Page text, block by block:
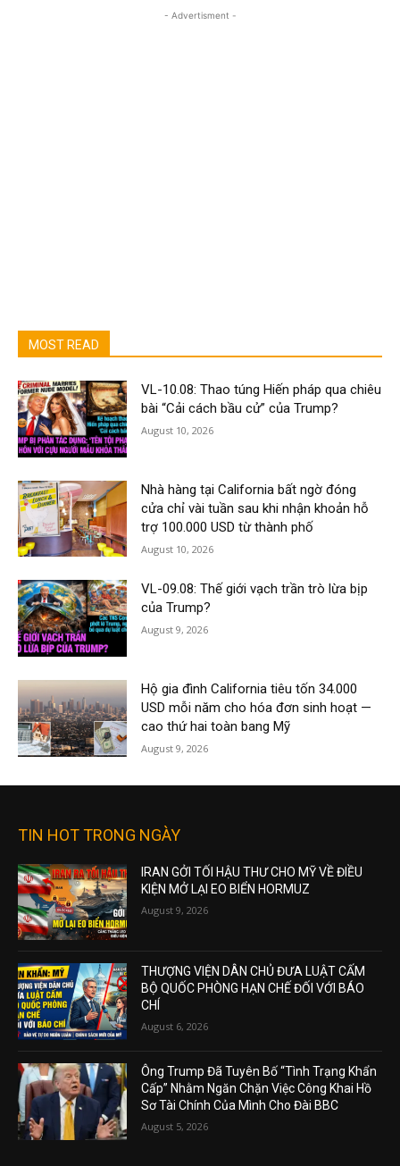
- Advertisment -
MOST READ
VL-10.08: Thao túng Hiến pháp qua chiêu
bài “Cải cách bầu cử” của Trump?
August 10, 2026
Nhà hàng tại California bất ngờ đóng
cửa chỉ vài tuần sau khi nhận khoản hỗ
trợ 100.000 USD từ thành phố
August 10, 2026
VL-09.08: Thế giới vạch trần trò lừa bịp
của Trump?
August 9, 2026
Hộ gia đình California tiêu tốn 34.000
USD mỗi năm cho hóa đơn sinh hoạt —
cao thứ hai toàn bang Mỹ
August 9, 2026
TIN HOT TRONG NGÀY
IRAN GỞI TỐI HẬU THƯ CHO MỸ VỀ ĐIỀU
KIỆN MỞ LẠI EO BIỂN HORMUZ
August 9, 2026
THƯỢNG VIỆN DÂN CHỦ ĐƯA LUẬT CẤM
BỘ QUỐC PHÒNG HẠN CHẾ ĐỐI VỚI BÁO
CHÍ
August 6, 2026
Ông Trump Đã Tuyên Bố “Tình Trạng Khẩn
Cấp” Nhằm Ngăn Chặn Việc Công Khai Hồ
Sơ Tài Chính Của Mình Cho Đài BBC
August 5, 2026